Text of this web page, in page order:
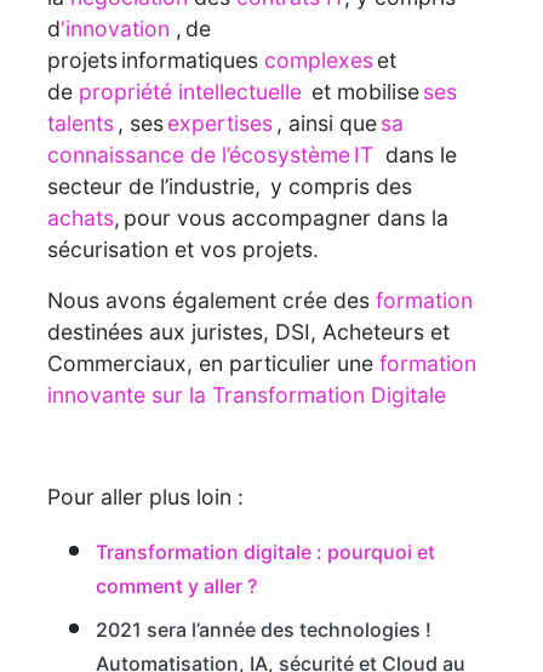
d‘innovation , de
projets informatiques complexeset
de propriété intellectuelle et mobiliseses
talents , sesexpertises , ainsi quesa
connaissance de l’écosystème IT dans le
secteur de l’industrie, y compris des
achats, pour vous accompagner dans la
sécurisation et vos projets.
Nous avons également crée des formation
destinées aux juristes, DSI, Acheteurs et
Commerciaux, en particulier une formation
innovante sur la Transformation Digitale
Pour aller plus loin :
Transformation digitale : pourquoi et
comment y aller ?
2021 sera l’année des technologies !
Automatisation, IA, sécurité et Cloud au